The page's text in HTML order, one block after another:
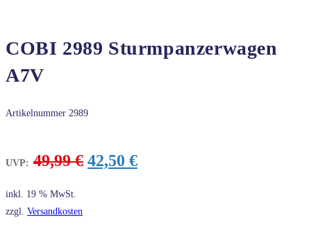
COBI 2989 Sturmpanzerwagen
A7V
Artikelnummer 2989
UVP: 49,99€ Ursprünglicher
42,50 €Aktueller
inkl. 19 % MwSt.
zzgl. Versandkosten